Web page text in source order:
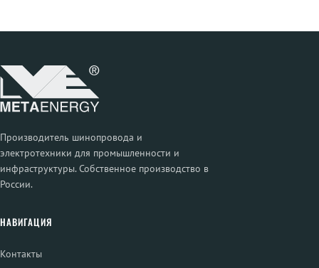
Производитель шинопровода и
электротехники для промышленности и
инфраструктуры. Собственное производство в
России.
НАВИГАЦИЯ
Контакты